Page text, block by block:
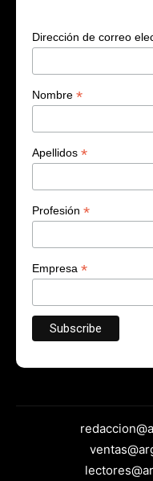
Dirección de correo
Nombre *
Apellidos *
Profesión *
Empresa *